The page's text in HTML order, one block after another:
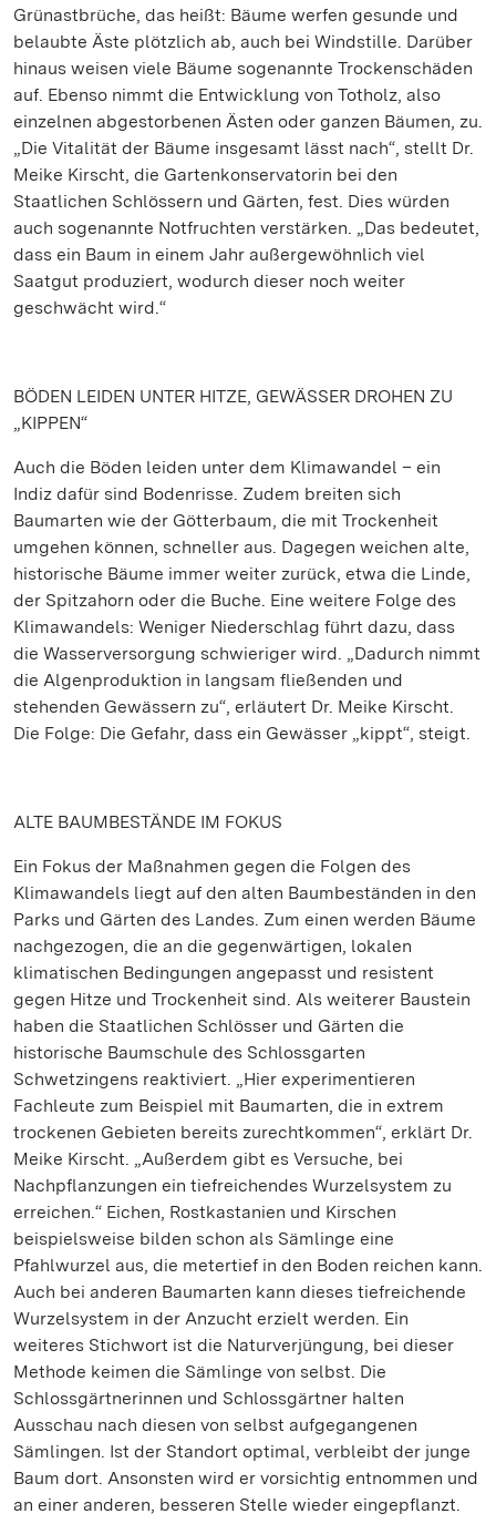
Grünastbrüche, das heißt: Bäume werfen gesunde und
belaubte Äste plötzlich ab, auch bei Windstille. Darüber
hinaus weisen viele Bäume sogenannte Trockenschäden
auf. Ebenso nimmt die Entwicklung von Totholz, also
einzelnen abgestorbenen Ästen oder ganzen Bäumen, zu.
„Die Vitalität der Bäume insgesamt lässt nach“, stellt Dr.
Meike Kirscht, die Gartenkonservatorin bei den
Staatlichen Schlössern und Gärten, fest. Dies würden
auch sogenannte Notfruchten verstärken. „Das bedeutet,
dass ein Baum in einem Jahr außergewöhnlich viel
Saatgut produziert, wodurch dieser noch weiter
geschwächt wird.“
BÖDEN LEIDEN UNTER HITZE, GEWÄSSER DROHEN ZU
„KIPPEN“
Auch die Böden leiden unter dem Klimawandel – ein
Indiz dafür sind Bodenrisse. Zudem breiten sich
Baumarten wie der Götterbaum, die mit Trockenheit
umgehen können, schneller aus. Dagegen weichen alte,
historische Bäume immer weiter zurück, etwa die Linde,
der Spitzahorn oder die Buche. Eine weitere Folge des
Klimawandels: Weniger Niederschlag führt dazu, dass
die Wasserversorgung schwieriger wird. „Dadurch nimmt
die Algenproduktion in langsam fließenden und
stehenden Gewässern zu“, erläutert Dr. Meike Kirscht.
Die Folge: Die Gefahr, dass ein Gewässer „kippt“, steigt.
ALTE BAUMBESTÄNDE IM FOKUS
Ein Fokus der Maßnahmen gegen die Folgen des
Klimawandels liegt auf den alten Baumbeständen in den
Parks und Gärten des Landes. Zum einen werden Bäume
nachgezogen, die an die gegenwärtigen, lokalen
klimatischen Bedingungen angepasst und resistent
gegen Hitze und Trockenheit sind. Als weiterer Baustein
haben die Staatlichen Schlösser und Gärten die
historische Baumschule des Schlossgarten
Schwetzingens reaktiviert. „Hier experimentieren
Fachleute zum Beispiel mit Baumarten, die in extrem
trockenen Gebieten bereits zurechtkommen“, erklärt Dr.
Meike Kirscht. „Außerdem gibt es Versuche, bei
Nachpflanzungen ein tiefreichendes Wurzelsystem zu
erreichen.“ Eichen, Rostkastanien und Kirschen
beispielsweise bilden schon als Sämlinge eine
Pfahlwurzel aus, die metertief in den Boden reichen kann.
Auch bei anderen Baumarten kann dieses tiefreichende
Wurzelsystem in der Anzucht erzielt werden. Ein
weiteres Stichwort ist die Naturverjüngung, bei dieser
Methode keimen die Sämlinge von selbst. Die
Schlossgärtnerinnen und Schlossgärtner halten
Ausschau nach diesen von selbst aufgegangenen
Sämlingen. Ist der Standort optimal, verbleibt der junge
Baum dort. Ansonsten wird er vorsichtig entnommen und
an einer anderen, besseren Stelle wieder eingepflanzt.